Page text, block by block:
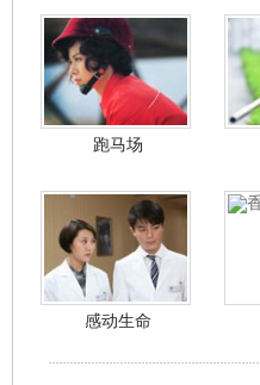
跑马场
感动生命